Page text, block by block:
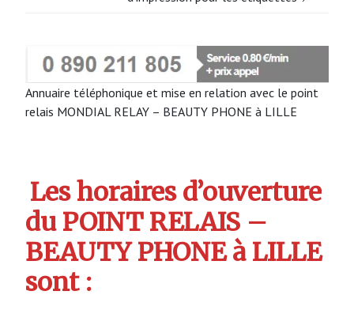
Annuaire téléphonique et mise en relation avec le point
relais MONDIAL RELAY – BEAUTY PHONE à LILLE
Les horaires d’ouverture
du POINT RELAIS –
BEAUTY PHONE à LILLE
sont :